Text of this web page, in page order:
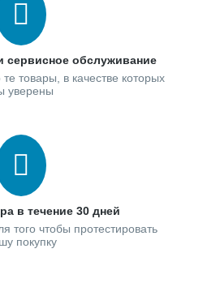
сервисное обслуживание
товары, в качестве которых
уверены
в течение 30 дней
того чтобы протестировать
покупку